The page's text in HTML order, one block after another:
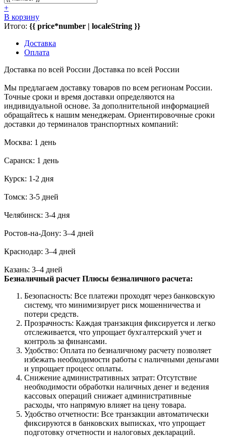
+
В корзину
Итого: {{ price*number | localeString }}
Доставка
Оплата
Доставка по всей России Доставка по всей России
Мы предлагаем доставку товаров по всем регионам России.
Точные сроки и время доставки определяются на
индивидуальной основе. За дополнительной информацией
обращайтесь к нашим менеджерам. Ориентировочные сроки
доставки до терминалов транспортных компаний:
Москва: 1 день
Саранск: 1 день
Курск: 1-2 дня
Томск: 3-5 дней
Челябинск: 3-4 дня
Ростов-на-Дону: 3–4 дней
Краснодар: 3–4 дней
Казань: 3–4 дней
Безналичный расчет Плюсы безналичного расчета:
Безопасность: Все платежи проходят через банковскую
систему, что минимизирует риск мошенничества и
потери средств.
Прозрачность: Каждая транзакция фиксируется и легко
отслеживается, что упрощает бухгалтерский учет и
контроль за финансами.
Удобство: Оплата по безналичному расчету позволяет
избежать необходимости работы с наличными деньгами
и упрощает процесс оплаты.
Снижение административных затрат: Отсутствие
необходимости обработки наличных денег и ведения
кассовых операций снижает административные
расходы, что напрямую влияет на цену товара.
Удобство отчетности: Все транзакции автоматически
фиксируются в банковских выписках, что упрощает
подготовку отчетности и налоговых деклараций.